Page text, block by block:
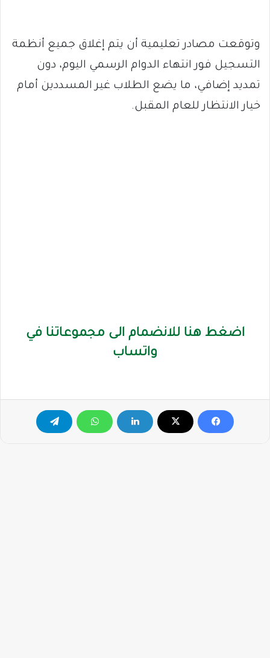
وتوقعت مصادر تعليمية أن يتم إغلاق جميع أنظمة
التسجيل فور انتهاء الدوام الرسمي اليوم، دون
تمديد إضافي، ما يضع الطلاب غير المسددين أمام
خيار الانتظار للعام المقبل.
اضغط هنا للانضمام الى مجموعاتنا في
واتساب